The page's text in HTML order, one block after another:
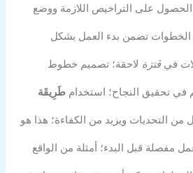
الحصول على التراخيص اللازمة ووضع
الخطوات تضمن بدء العمل بشكل
فيفَترَة لاحقة؛ تصميم خطوط
في تحقيق النجاح؛ استخدام طَرِيقَة
من التحديات ويزيد من الكفاءة؛ هذا هو
مفصلة قبل البدء؛ أمثلة من الواقع